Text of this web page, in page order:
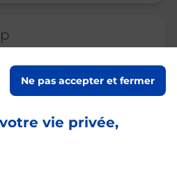
vie privée,
Ne pas accepter et fermer
U NICE
20h00
NAPOLEON III